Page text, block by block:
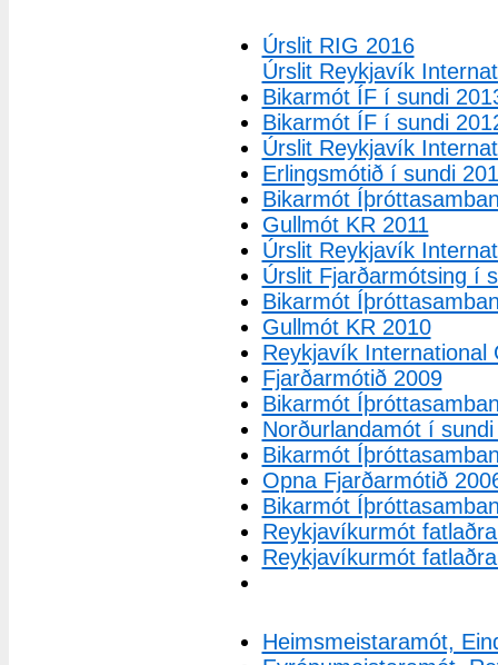
Úrslit RIG 2016
Úrslit Reykjavík
Bikarmót ÍF í sundi
Bikarmót ÍF í sundi
Úrslit Reykjavík
Erlingsmótið í sundi
Bikarmót
Gullmót KR 2011
Úrslit Reykjavík
Úrslit Fjarðarmótsing í
Bikarmót
Gullmót KR 2010
Reykjavík International
Fjarðarmótið 2009
Bikarmót
Norðurlandamót í
Bikarmót
Opna Fjarðarmótið
Bikarmót
Reykjavíkurmót
Reykjavíkurmót
Heimsmeistaramót,